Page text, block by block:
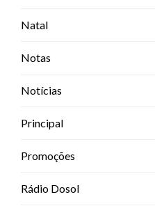
Natal
Notas
Notícias
Principal
Promoções
Rádio Dosol